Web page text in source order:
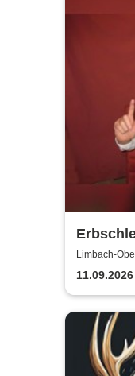
Limbach-
11.09.2026